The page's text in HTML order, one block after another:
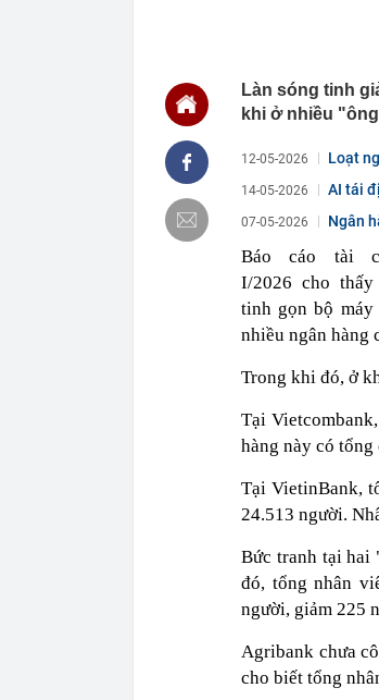
20:21
20:19
20:15
20:14
20:12
20:07
20:03
19:50
Làn sóng tinh
khi ở nhiều
12-05-2026 Loạt
14-05-2026 AI tái
07-05-2026 Ngân
Báo cáo tài
I/2026 cho
tinh gọn bộ
nhiều ngân hàng
Trong khi đó, ở
Tại
hàng này có
Tại VietinBank,
24.513 người.
Bức tranh tại hai
đó, tổng nhân
người, giảm 225
Agribank chưa
cho biết tổng